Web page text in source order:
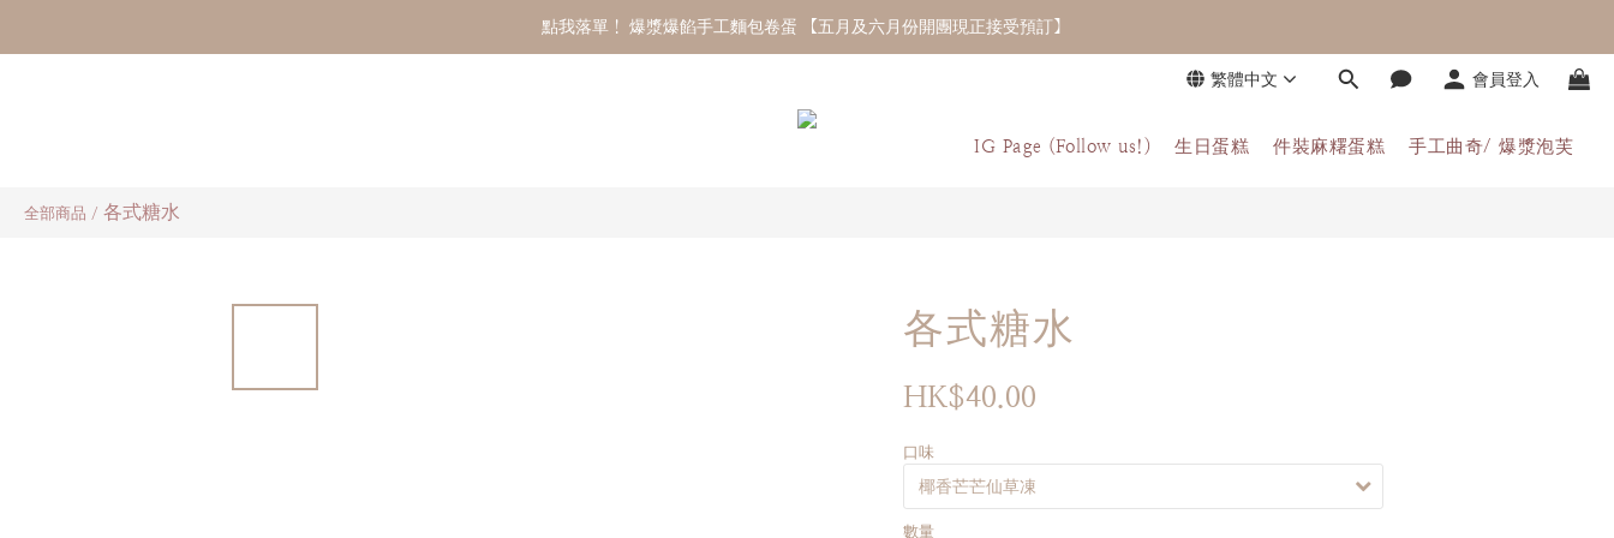
點我落單！ 爆漿爆餡手工麵包卷蛋 【五月及六月份開團現正接受預訂】
繁體中文 會員登入
IG Page (Follow us!) 生日蛋糕 件裝麻糬蛋糕 手工曲奇/ 爆漿泡芙
全部商品 / 各式糖水
各式糖水
HK$40.00
口味
數量